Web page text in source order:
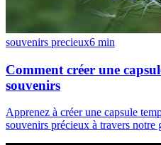
souvenirs precieux6 min
Comment créer une
souvenirs
Apprenez à créer une capsule
souvenirs précieux à travers notre